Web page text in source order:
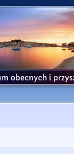
obecnych i